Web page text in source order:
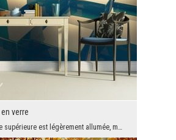
verre
Seule leur partie supérieure est légèrement allumée, mais la lumière se reflète. Les autres murs ...